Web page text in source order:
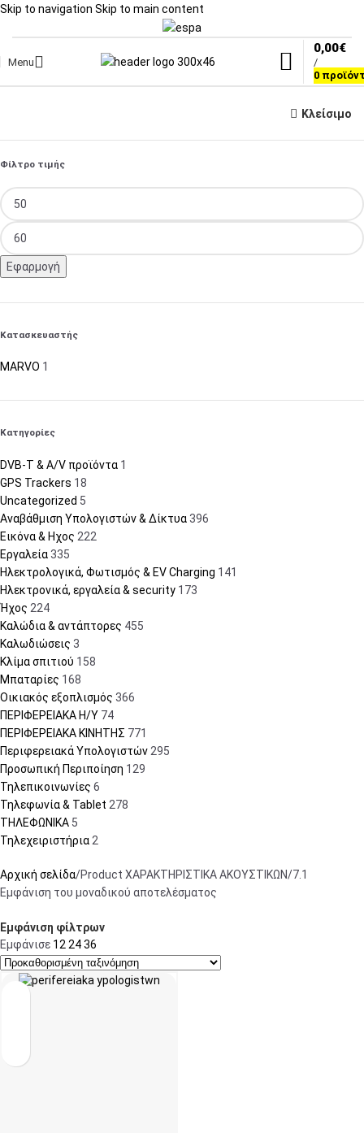
Skip to navigation Skip to main content
Menu
0
/
0,00€
Κλείσιμο
Φίλτρο τιμής
Εφαρμογή
Κατασκευαστής
MARVO 1
Κατηγορίες
DVB-T & A/V προϊόντα 1
GPS Trackers 18
Uncategorized 5
Αναβάθμιση Υπολογιστών & Δίκτυα 396
Εικόνα & Ηχος 222
Εργαλεία 335
Ηλεκτρολογικά, Φωτισμός & EV Charging 141
Ηλεκτρονικά, εργαλεία & security 173
Ήχος 224
Καλώδια & αντάπτορες 455
Καλωδιώσεις 3
Κλίμα σπιτιού 158
Μπαταρίες 168
Οικιακός εξοπλισμός 366
ΠΕΡΙΦΕΡΕΙΑΚΑ Η/Υ 74
ΠΕΡΙΦΕΡΕΙΑΚΑ ΚΙΝΗΤΗΣ 771
Περιφερειακά Υπολογιστών 295
Προσωπική Περιποίηση 129
Τηλεπικοινωνίες 6
Τηλεφωνία & Tablet 278
ΤΗΛΕΦΩΝΙΚΑ 5
Τηλεχειριστήρια 2
Αρχική σελίδα Product ΧΑΡΑΚΤΗΡΙΣΤΙΚΑ ΑΚΟΥΣΤΙΚΩΝ 7.1
Εμφάνιση του μοναδικού αποτελέσματος
Εμφάνιση φίλτρων
Εμφάνισε 12 2436